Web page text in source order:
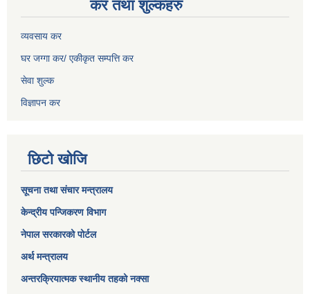
कर तथा शुल्कहरु
व्यवसाय कर
घर जग्गा कर/ एकीकृत सम्पत्ति कर
सेवा शुल्क
विज्ञापन कर
छिटो खोजि
सूचना तथा संचार मन्त्रालय
केन्द्रीय पन्जिकरण विभाग
नेपाल सरकारको पोर्टल
अर्थ मन्त्रालय
अन्तरक्रियात्मक स्थानीय तहको नक्सा